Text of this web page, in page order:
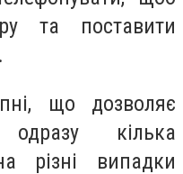
та поставити
що дозволяє
кілька
різні випадки